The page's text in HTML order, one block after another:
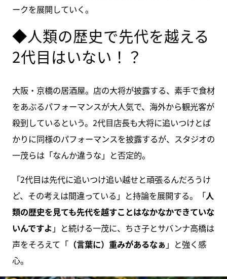
ークを展開していく。
◆人類の歴史で先代を越える
2代目はいない！？
大阪・京橋の居酒屋。店の大将が披露する、素手で食材
をあぶるパフォーマンスが大人気で、海外から観光客が
殺到しているという。2代目店長も大将に追いつけとば
かりに同様のパフォーマンスを披露するが、スタジオの
一茂らは「なんか違うな」と否定的。
「2代目は先代に追いつけ追い越せと頑張るんだろうけ
ど、その考えは間違っている」と持論を展開する。「人
類の歴史を見ても先代を越すことはなかなかできていな
いんですよ 」と続ける一茂に、ちさ子とサバンナ高橋は
声をそろえて「（言葉に）重みがあるなぁ 」と強く感
心。